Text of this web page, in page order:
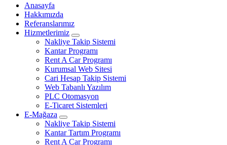
Anasayfa
Hakkımızda
Referanslarımız
Hizmetlerimiz
Nakliye Takip Sistemi
Kantar Programı
Rent A Car Programı
Kurumsal Web Sitesi
Cari Hesap Takip Sistemi
Web Tabanlı Yazılım
PLC Otomasyon
E-Ticaret Sistemleri
E-Mağaza
Nakliye Takip Sistemi
Kantar Tartım Programı
Rent A Car Programı